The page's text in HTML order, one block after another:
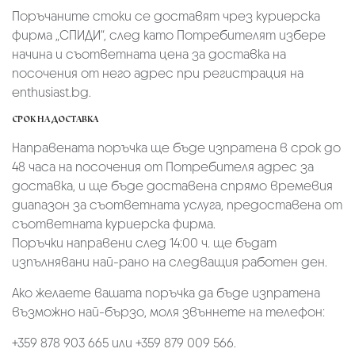
Поръчаните стоки се доставят чрез куриерскa
фирмa „СПИДИ“, след като Потребителят избере
начина и съответната цена за доставка на
посочения от него адрес при регистрация на
enthusiast.bg.
СРОК НА ДОСТАВКА
Направената поръчка ще бъде изпратена в срок до
48 часа на посочения от Потребителя адрес за
доставка, и ще бъде доставена спрямо времевия
диапазон за съответната услуга, предоставена от
съответната куриерска фирма.
Поръчки направени след 14:00 ч. ще бъдат
изпълнявани най-рано на следващия работен ден.
Ако желаете вашата поръчка да бъде изпратена
възможно най-бързо, моля звъннете на телефон:
+359 878 903 665 или +359 879 009 566.